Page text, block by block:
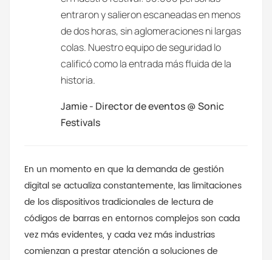
entraron y salieron escaneadas en menos
de dos horas, sin aglomeraciones ni largas
colas. Nuestro equipo de seguridad lo
calificó como la entrada más fluida de la
historia.
Jamie - Director de eventos @ Sonic
Festivals
En un momento en que la demanda de gestión
digital se actualiza constantemente, las limitaciones
de los dispositivos tradicionales de lectura de
códigos de barras en entornos complejos son cada
vez más evidentes, y cada vez más industrias
comienzan a prestar atención a soluciones de